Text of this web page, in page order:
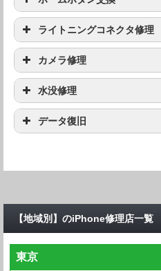
iPhone8 Plus
iPhone8
iPhone7 Plus
iPhone7
iPhone6S
iPhone6 Plus
iPhone X
iPhone8 Plus
iPhone8
iPhone7 Plus
iPhone6S Plus
iPhone6S
機種
iPhone X
iPhone8 Plus
iPhone8
iPhone SE
iPhone6S Plus
ライトニングコネクタ修理
機種
iPhone X
iPhone8 Plus
iPhone7
iPhone SE
カメラ修理
iPhone X
iPhone7 Plus
iPhone7
水没修理
機種
iPhone8
iPhone7 Plus
データ復旧
iPhone8 Plus
iPhone8
【地域別】のiPhone修理店一覧
東京